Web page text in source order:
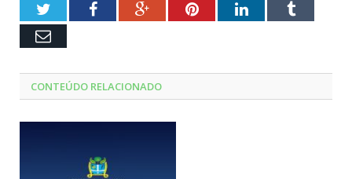
TwitterFacebookGoogle+PinterestLinkedInTumblr
Email
CONTEÚDO RELACIONADO